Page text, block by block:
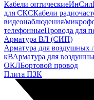
Кабели оптическиеИнСил
для СКСКабели
видеонаблюдения/
телефонныеПровода для
Арматура ВЛ (СИП)
Арматура для воздушных
кВАрматура для
ОКЛБортовой провод
Плита ПЗК